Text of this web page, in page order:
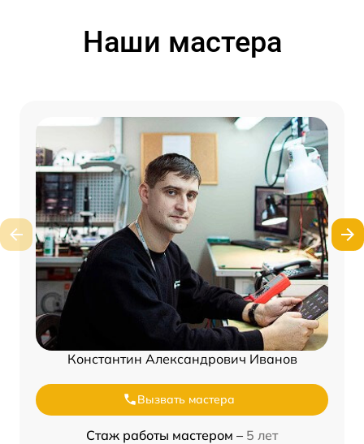
Наши мастера
Константин Александрович Иванов
Вызвать мастера
Стаж работы мастером – 5 лет